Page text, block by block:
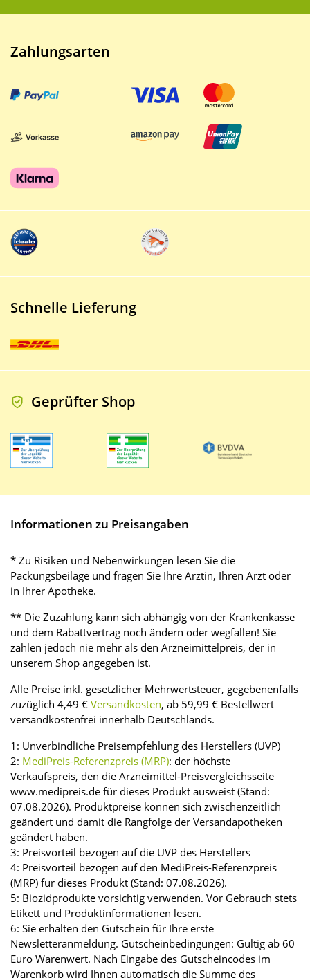
Zahlungsarten
Schnelle Lieferung
Geprüfter Shop
Informationen zu Preisangaben
* Zu Risiken und Nebenwirkungen lesen Sie die
Packungsbeilage und fragen Sie Ihre Ärztin, Ihren Arzt oder
in Ihrer Apotheke.
** Die Zuzahlung kann sich abhängig von der Krankenkasse
und dem Rabattvertrag noch ändern oder wegfallen! Sie
zahlen jedoch nie mehr als den Arzneimittelpreis, der in
unserem Shop angegeben ist.
Alle Preise inkl. gesetzlicher Mehrwertsteuer, gegebenenfalls
zuzüglich 4,49 € Versandkosten, ab 59,99 € Bestellwert
versandkostenfrei innerhalb Deutschlands.
1: Unverbindliche Preisempfehlung des Herstellers (UVP)
2: MediPreis-Referenzpreis (MRP): der höchste
Verkaufspreis, den die Arzneimittel-Preisvergleichsseite
www.medipreis.de für dieses Produkt ausweist (Stand:
07.08.2026). Produktpreise können sich zwischenzeitlich
geändert und damit die Rangfolge der Versandapotheken
geändert haben.
3: Preisvorteil bezogen auf die UVP des Herstellers
4: Preisvorteil bezogen auf den MediPreis-Referenzpreis
(MRP) für dieses Produkt (Stand: 07.08.2026).
5: Biozidprodukte vorsichtig verwenden. Vor Gebrauch stets
Etikett und Produktinformationen lesen.
6: Sie erhalten den Gutschein für Ihre erste
Newsletteranmeldung. Gutscheinbedingungen: Gültig ab 60
Euro Warenwert. Nach Eingabe des Gutscheincodes im
Warenkorb wird Ihnen automatisch die Summe des